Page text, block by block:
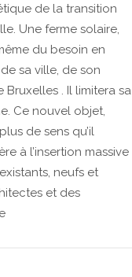
de la transition
Une ferme solaire,
du besoin en
sa ville, de son
. Il limitera sa
Ce nouvel objet,
de sens qu’il
à l’insertion massive
neufs et
et des